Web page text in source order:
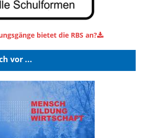
bietet die RBS an?
vor ...